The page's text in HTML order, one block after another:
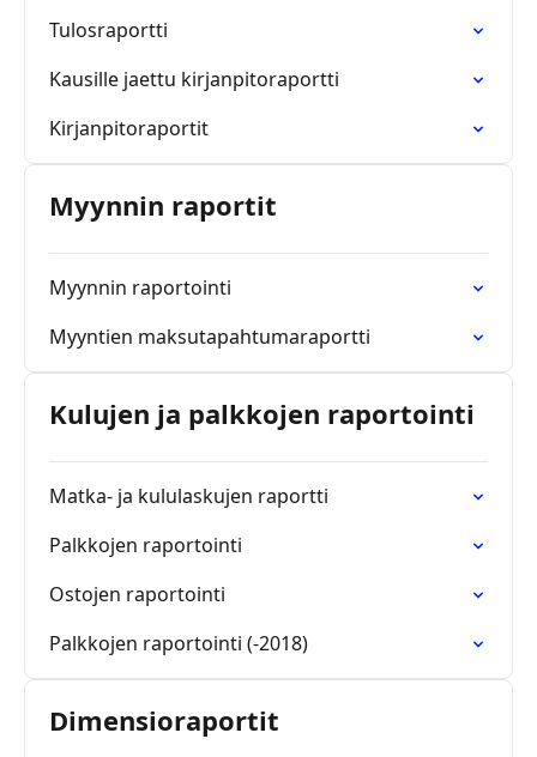
Tulosraportti
Kausille jaettu kirjanpitoraportti
Kirjanpitoraportit
Myynnin raportit
Myynnin raportointi
Myyntien maksutapahtumaraportti
Kulujen ja palkkojen raportointi
Matka- ja kululaskujen raportti
Palkkojen raportointi
Ostojen raportointi
Palkkojen raportointi (-2018)
Dimensioraportit